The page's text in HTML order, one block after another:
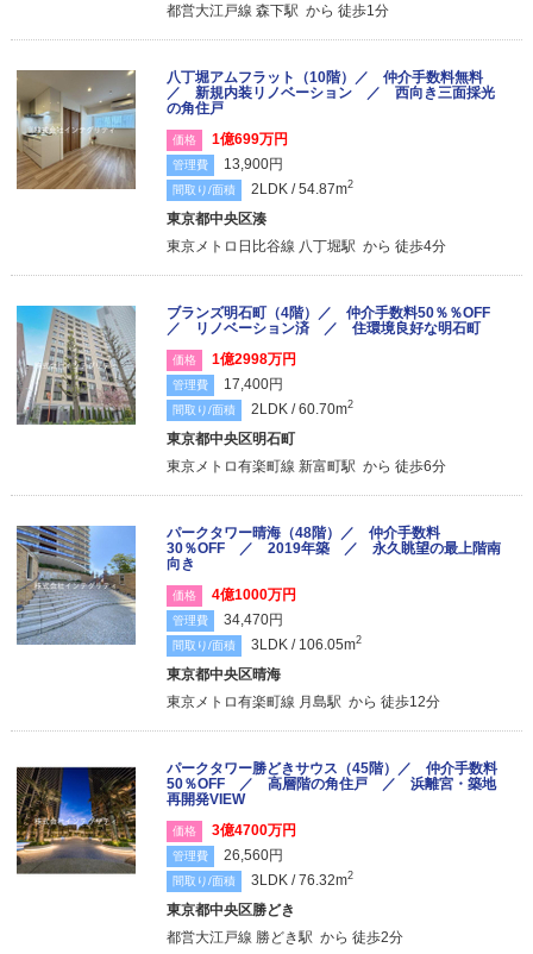
都営大江戸線 森下駅 から 徒歩1分
八丁堀アムフラット（10階）／ 仲介手数料無料
／ 新規内装リノベーション ／ 西向き三面採光
の角住戸
価格 1億699万円
管理費 13,900円
間取り/面積 2LDK / 54.87m2
東京都中央区湊
東京メトロ日比谷線 八丁堀駅 から 徒歩4分
ブランズ明石町（4階）／ 仲介手数料50％％OFF
／ リノベーション済 ／ 住環境良好な明石町
価格 1億2998万円
管理費 17,400円
間取り/面積 2LDK / 60.70m2
東京都中央区明石町
東京メトロ有楽町線 新富町駅 から 徒歩6分
パークタワー晴海（48階）／ 仲介手数料
30％OFF ／ 2019年築 ／ 永久眺望の最上階南
向き
価格 4億1000万円
管理費 34,470円
間取り/面積 3LDK / 106.05m2
東京都中央区晴海
東京メトロ有楽町線 月島駅 から 徒歩12分
パークタワー勝どきサウス（45階）／ 仲介手数料
50％OFF ／ 高層階の角住戸 ／ 浜離宮・築地
再開発VIEW
価格 3億4700万円
管理費 26,560円
間取り/面積 3LDK / 76.32m2
東京都中央区勝どき
都営大江戸線 勝どき駅 から 徒歩2分